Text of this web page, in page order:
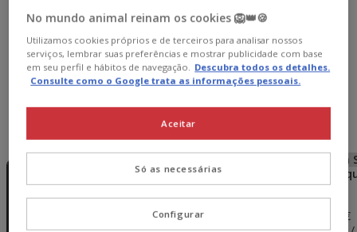
100 g
12 saquetas x
100 g
11.07€
24 saquetas x
100 g
22.14€
48
100 g
44.28€
33.21€
No mundo animal reinam os cookies 🦁👑🍪
Utilizamos cookies próprios e de terceiros para analisar nossos
serviços, lembrar suas preferências e mostrar publicidade com base
em seu perfil e hábitos de navegação. Descubra todos os detalhes.
Consulte como o Google trata as informações pessoais.
Só as necessárias
Aceitar
Configurar